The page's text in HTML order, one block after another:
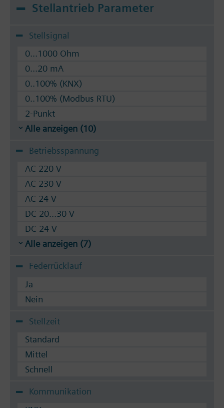
Stellantrieb Parameter
Stellsignal
0...1000 Ohm
0...20 mA
0..100% (KNX)
0..100% (Modbus RTU)
2-Punkt
Alle anzeigen (10)
Betriebsspannung
AC 220 V
AC 230 V
AC 24 V
DC 20...30 V
DC 24 V
Alle anzeigen (7)
Federrücklauf
Ja
Nein
Stellzeit
Standard
Mittel
Schnell
Kommunikation